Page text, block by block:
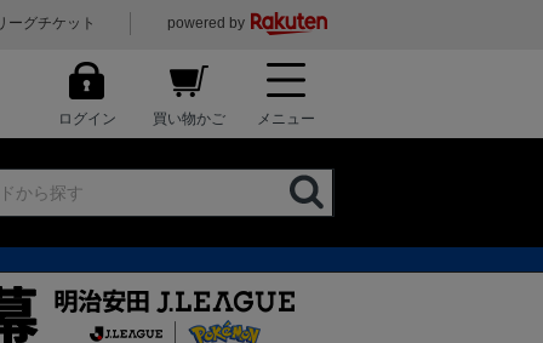
ーグチケット powered by
ログイン 買い物かご メニュー